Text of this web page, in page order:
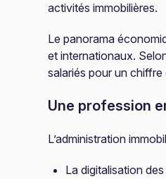
activités immobilières.
Le panorama
et internationaux.
salariés pour un chiffre
Une profession
L’administration
La digitalisation